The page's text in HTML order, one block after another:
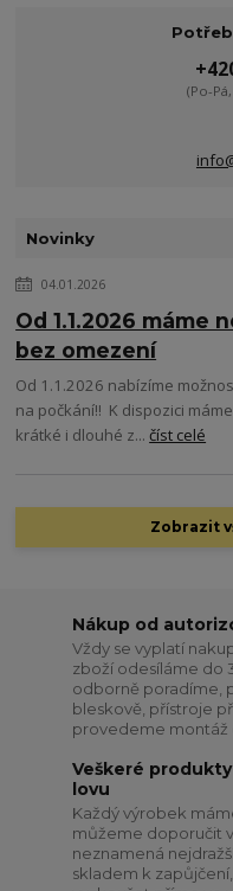
(Po-
Novinky
04.01.2026
Od 1.1.2026 máme
bez omezení
Od 1.1.2026 nabízíme
na počkání!! K dispozici
krátké i dlouhé z...číst celé
Zobrazit
Nákup od
Vždy se vyplatí
zboží odesíláme do
odborně poradíme,
bleskově, přístroje
provedeme montáž
Veškeré
lovu
Každý výrobek
můžeme doporučit
neznamená
skladem k